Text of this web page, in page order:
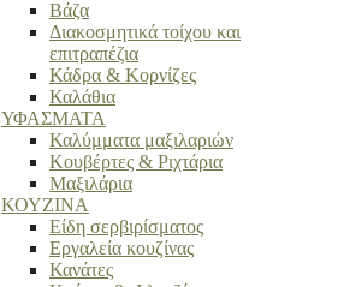
Βάζα
Διακοσμητικά τοίχου και
επιτραπέζια
Κάδρα & Κορνίζες
Καλάθια
ΥΦΑΣΜΑΤΑ
Καλύμματα μαξιλαριών
Κουβέρτες & Ριχτάρια
Μαξιλάρια
ΚΟΥΖΙΝΑ
Είδη σερβιρίσματος
Εργαλεία κουζίνας
Κανάτες